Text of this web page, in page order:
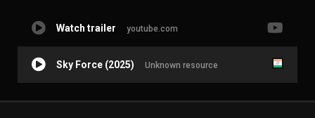
Watch trailer youtube.com
Sky Force (2025) Unknown resource